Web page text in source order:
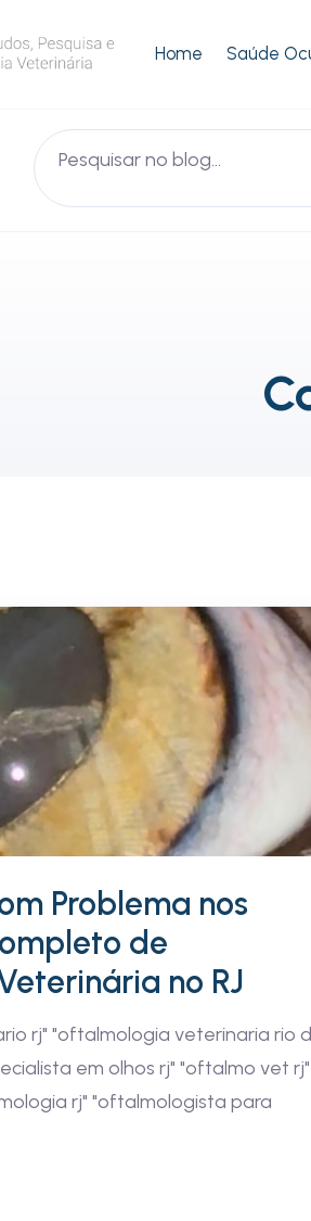
Home Saúde
Problema nos
de
no RJ
rj" "oftalmologia veterinaria rio
em olhos rj" "oftalmo vet rj"
rj" "oftalmologista para